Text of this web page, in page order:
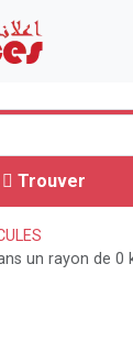
Trouver
un rayon de 0